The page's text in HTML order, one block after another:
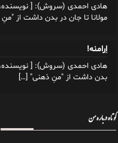
مولانا تا جان در بدن داشت از "منِ
اِرامنه!
بدن داشت از "منِ ذهنی" […]
کوتاه درباره من